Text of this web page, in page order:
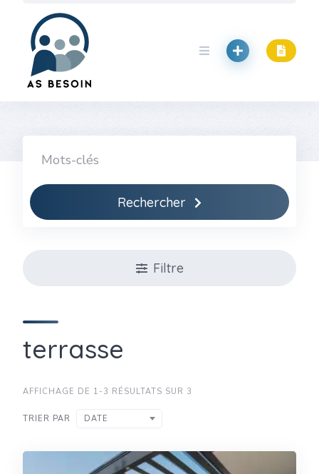
content
Rechercher
Filtre
terrasse
AFFICHAGE DE 1-3 RÉSULTATS SUR 3
TRIER PAR DATE